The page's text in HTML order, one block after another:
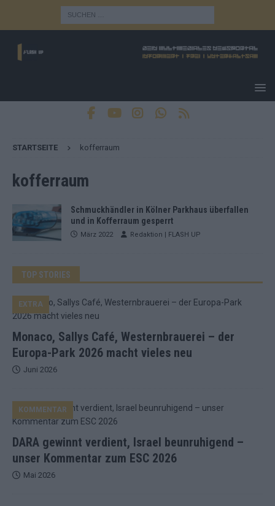
STARTSEITE kofferraum
kofferraum
Schmuckhändler in Kölner Parkhaus überfallen
und in Kofferraum gesperrt
März 2022 Redaktion | FLASH UP
TOP STORIES
Monaco, Sallys Café, Westernbrauerei – der
Europa-Park 2026 macht vieles neu
EXTRA
Juni 2026
DARA gewinnt verdient, Israel beunruhigend –
unser Kommentar zum ESC 2026
KOMMENTAR
Mai 2026